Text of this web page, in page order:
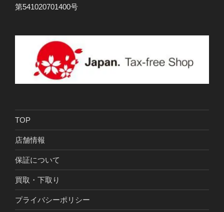
第541020701400号
TOP
店舗情報
保証について
買取・下取り
プライバシーポリシー